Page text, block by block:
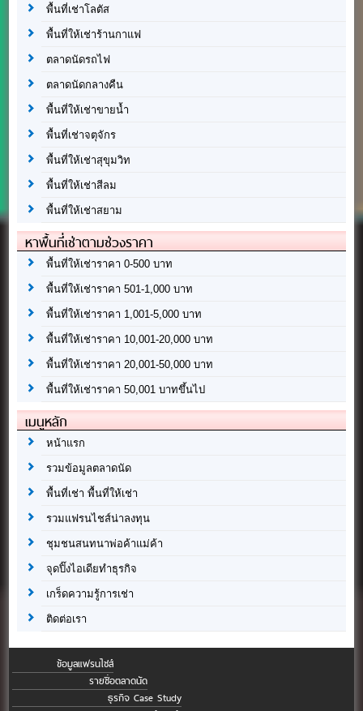
พื้นที่เช่าโลตัส
พื้นที่ให้เช่าร้านกาแฟ
ตลาดนัดรถไฟ
ตลาดนัดกลางคืน
พื้นที่ให้เช่าขายน้ำ
พื้นที่เช่าจตุจักร
พื้นที่ให้เช่าสุขุมวิท
พื้นที่ให้เช่าสีลม
พื้นที่ให้เช่าสยาม
หาพื้นที่เช่าตามช่วงราคา
พื้นที่ให้เช่าราคา 0-500 บาท
พื้นที่ให้เช่าราคา 501-1,000 บาท
พื้นที่ให้เช่าราคา 1,001-5,000 บาท
พื้นที่ให้เช่าราคา 10,001-20,000 บาท
พื้นที่ให้เช่าราคา 20,001-50,000 บาท
พื้นที่ให้เช่าราคา 50,001 บาทขึ้นไป
เมนูหลัก
หน้าแรก
รวมข้อมูลตลาดนัด
พื้นที่เช่า พื้นที่ให้เช่า
รวมแฟรนไชส์น่าลงทุน
ชุมชนสนทนาพ่อค้าแม่ค้า
จุดปิ๊งไอเดียทำธุรกิจ
เกร็ดความรู้การเช่า
ติดต่อเรา
ข้อมูลแฟรนไชส์
รายชื่อตลาดนัด
ธุรกิจ Case Study